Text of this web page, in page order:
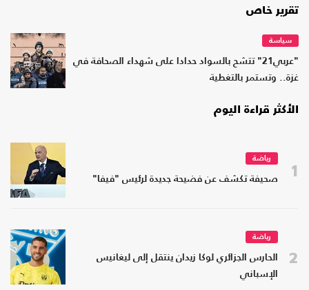
تقرير خاص
سياسة
"عربي21" تتشح بالسواد حدادا على شهداء الصحافة في
غزة.. وتستمر بالتغطية
الأكثر قراءة اليوم
1
رياضة
صحيفة تكشف عن فضيحة جديدة لرئيس "فيفا"
2
رياضة
الحارس الجزائري لوكا زيدان ينتقل إلى ليغانيس
الإسباني